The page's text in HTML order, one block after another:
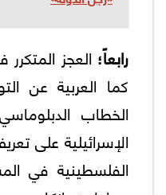
رابعاً؛ العجز
كما العربية عن
الخطاب
الإسرائيلية على
الفلسطينية في